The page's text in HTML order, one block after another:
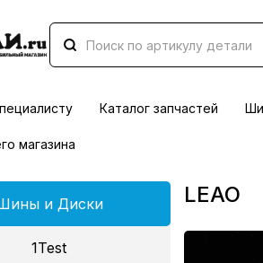
Каталог запчастей
магазина
и Диски
1Test
LEAO